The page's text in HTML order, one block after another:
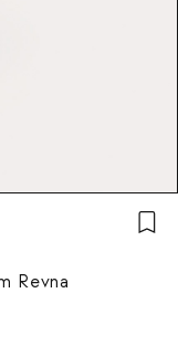
Revna